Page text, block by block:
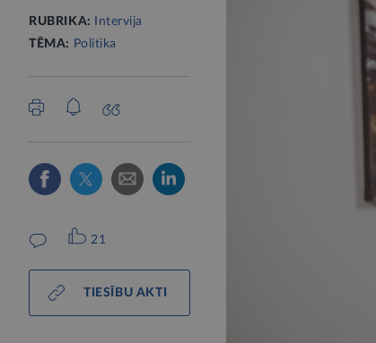
RUBRIKA:
Intervija
TĒMA: Politika
21
TIESĪBU AKTI